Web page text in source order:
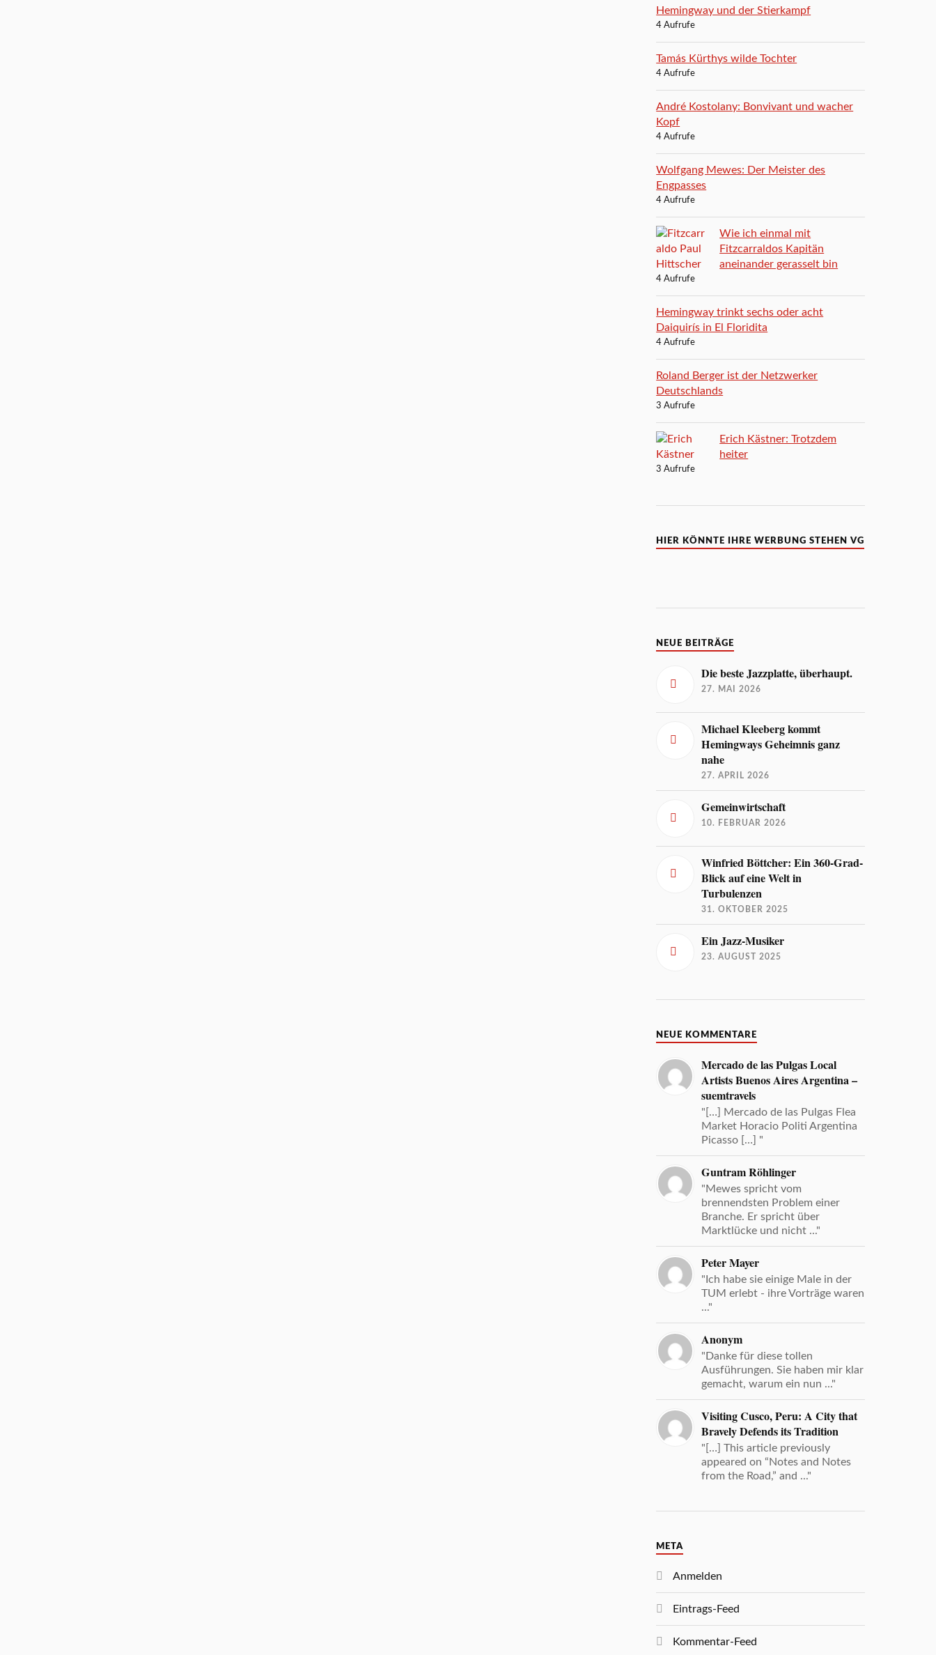
Hemingway und der Stierkampf
4 Aufrufe
Tamás Kürthys wilde Tochter
4 Aufrufe
André Kostolany: Bonvivant und wacher
Kopf
4 Aufrufe
Wolfgang Mewes: Der Meister des
Engpasses
4 Aufrufe
Wie ich einmal mit
Fitzcarraldos Kapitän
aneinander gerasselt bin
4 Aufrufe
Hemingway trinkt sechs oder acht
Daiquirís in El Floridita
4 Aufrufe
Roland Berger ist der Netzwerker
Deutschlands
3 Aufrufe
Erich Kästner: Trotzdem
heiter
3 Aufrufe
HIER KÖNNTE IHRE WERBUNG STEHEN VG
NEUE BEITRÄGE
Die beste Jazzplatte, überhaupt.
27. MAI 2026
Michael Kleeberg kommt
Hemingways Geheimnis ganz
nahe
27. APRIL 2026
Gemeinwirtschaft
10. FEBRUAR 2026
Winfried Böttcher: Ein 360-Grad-
Blick auf eine Welt in
Turbulenzen
31. OKTOBER 2025
Ein Jazz-Musiker
23. AUGUST 2025
NEUE KOMMENTARE
Mercado de las Pulgas Local
Artists Buenos Aires Argentina –
suemtravels
"[…] Mercado de las Pulgas Flea
Market Horacio Politi Argentina
Picasso […] "
Guntram Röhlinger
"Mewes spricht vom
brennendsten Problem einer
Branche. Er spricht über
Marktlücke und nicht ..."
Peter Mayer
"Ich habe sie einige Male in der
TUM erlebt - ihre Vorträge waren
..."
Anonym
"Danke für diese tollen
Ausführungen. Sie haben mir klar
gemacht, warum ein nun ..."
Visiting Cusco, Peru: A City that
Bravely Defends its Tradition
"[…] This article previously
appeared on “Notes and Notes
from the Road,” and ..."
META
Anmelden
Eintrags-Feed
Kommentar-Feed